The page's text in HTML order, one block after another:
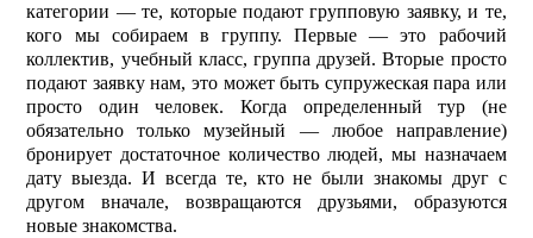
категории — те, которые подают групповую заявку, и те,
кого мы собираем в группу. Первые — это рабочий
коллектив, учебный класс, группа друзей. Вторые просто
подают заявку нам, это может быть супружеская пара или
просто один человек. Когда определенный тур (не
обязательно только музейный — любое направление)
бронирует достаточное количество людей, мы назначаем
дату выезда. И всегда те, кто не были знакомы друг с
другом вначале, возвращаются друзьями, образуются
новые знакомства.